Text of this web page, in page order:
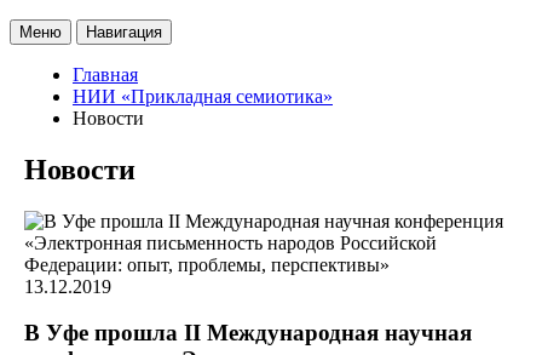
Меню Навигация
Главная
НИИ «Прикладная семиотика»
Новости
Новости
13.12.2019
В Уфе прошла II Международная научная